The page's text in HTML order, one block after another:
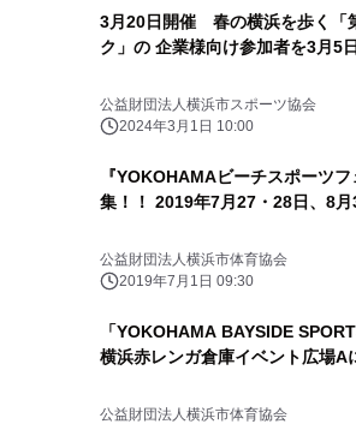
3月20日開催 春の横浜を歩く「
ク」の 企業様向け参加者を3月5
公益財団法人横浜市スポーツ協会
2024年3月1日 10:00
『YOKOHAMAビーチスポーツ
集！！ 2019年7月27・28日、8
公益財団法人横浜市体育協会
2019年7月1日 09:30
「YOKOHAMA BAYSIDE
横浜赤レンガ倉庫イベント広場A
公益財団法人横浜市体育協会